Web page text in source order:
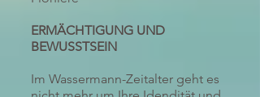
ERMÄCHTIGUNG UND
BEWUSSTSEIN
Im Wassermann-Zeitalter geht es